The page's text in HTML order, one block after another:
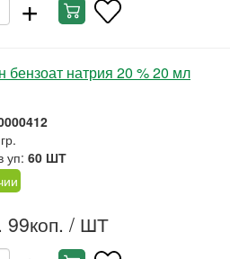
бензоат натрия 20 % 20 мл
уп: 60 ШТ
99коп. / ШТ